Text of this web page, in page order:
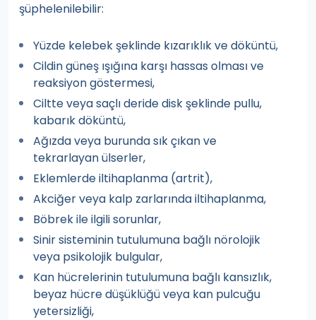
şüphelenilebilir:
Yüzde kelebek şeklinde kızarıklık ve döküntü,
Cildin güneş ışığına karşı hassas olması ve
reaksiyon göstermesi,
Ciltte veya saçlı deride disk şeklinde pullu,
kabarık döküntü,
Ağızda veya burunda sık çıkan ve
tekrarlayan ülserler,
Eklemlerde iltihaplanma (artrit),
Akciğer veya kalp zarlarında iltihaplanma,
Böbrek ile ilgili sorunlar,
Sinir sisteminin tutulumuna bağlı nörolojik
veya psikolojik bulgular,
Kan hücrelerinin tutulumuna bağlı kansızlık,
beyaz hücre düşüklüğü veya kan pulcuğu
yetersizliği,